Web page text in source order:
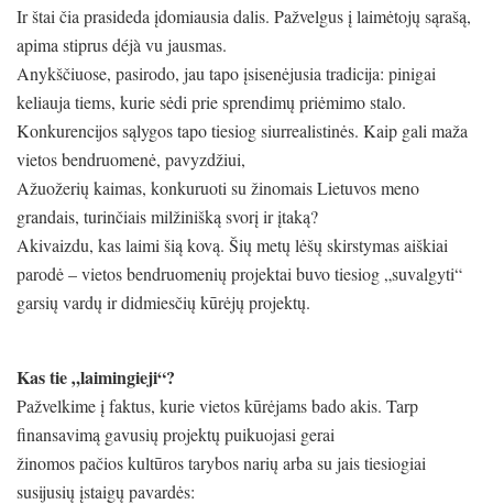
Ir štai čia prasideda įdomiausia dalis. Pažvelgus į laimėtojų sąrašą,
apima stiprus déjà vu jausmas.
Anykščiuose, pasirodo, jau tapo įsisenėjusia tradicija: pinigai
keliauja tiems, kurie sėdi prie sprendimų priėmimo stalo.
Konkurencijos sąlygos tapo tiesiog siurrealistinės. Kaip gali maža
vietos bendruomenė, pavyzdžiui,
Ažuožerių kaimas, konkuruoti su žinomais Lietuvos meno
grandais, turinčiais milžinišką svorį ir įtaką?
Akivaizdu, kas laimi šią kovą. Šių metų lėšų skirstymas aiškiai
parodė – vietos bendruomenių projektai buvo tiesiog „suvalgyti“
garsių vardų ir didmiesčių kūrėjų projektų.
Kas tie „laimingieji“?
Pažvelkime į faktus, kurie vietos kūrėjams bado akis. Tarp
finansavimą gavusių projektų puikuojasi gerai
žinomos pačios kultūros tarybos narių arba su jais tiesiogiai
susijusių įstaigų pavardės: